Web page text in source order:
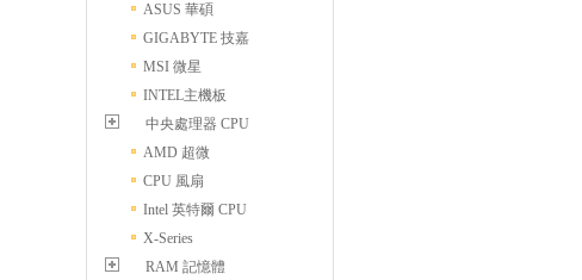
ASUS 華碩
GIGABYTE 技嘉
MSI 微星
INTEL主機板
中央處理器 CPU
AMD 超微
CPU 風扇
Intel 英特爾 CPU
X-Series
RAM 記憶體